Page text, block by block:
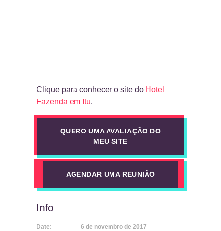
Clique para conhecer o site do Hotel
Fazenda em Itu.
QUERO UMA AVALIAÇÃO DO
MEU SITE
AGENDAR UMA REUNIÃO
Info
Date:
6 de novembro de 2017